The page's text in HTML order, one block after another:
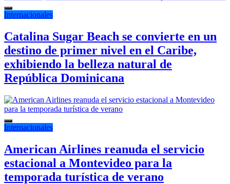
Internacionales
Catalina Sugar Beach se convierte en un
destino de primer nivel en el Caribe,
exhibiendo la belleza natural de
República Dominicana
Internacionales
American Airlines reanuda el servicio
estacional a Montevideo para la
temporada turística de verano